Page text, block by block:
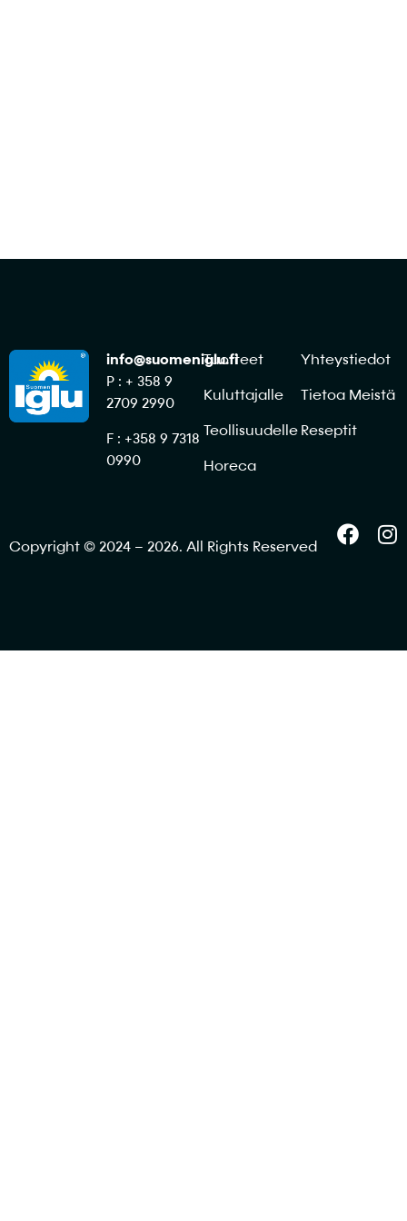
info@suomeniglu.fi
P : + 358 9
2709 2990
F : +358 9 7318
0990
Tuotteet
Kuluttajalle
Teollisuudelle
Horeca
Yhteystiedot
Tietoa Meistä
Reseptit
Copyright © 2024 – 2026. All Rights Reserved